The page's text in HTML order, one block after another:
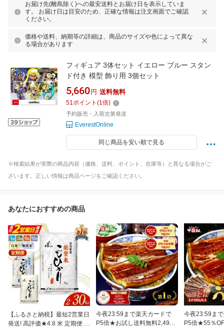
お届け先(離島除く)への最安送料とお届け日を表示していま
す。 お届け日は目安のため、正確な情報は注文画面でご確認
ください。
価格や送料、納期等の詳細は、商品のサイズや色によって異な
る場合があります
フィギュア 3体セット イエロー ブルー スタン
ド付き 模型 飾り用 3個セット
5,660 円 送料無料
51ポイント (1倍)
予約販売・入荷次第発送
EverestOnline
同じ商品を安い順で見る
※検索結果が実際の商品内容（価格、送料、ポイント、在庫等）と異なる場合がご
ざいます。正しい情報は商品ページをご確認ください。
あなたにおすすめの商品
【ふるさと納税】最短2営業日
発送! 高評価★4.8 米 定期便 能
今夜23:59まで楽天カードで
P5倍★お試し送料無料2,499
今夜23:59ま
P5倍★55％